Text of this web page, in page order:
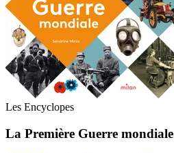
Les Encyclopes
La Première Guerre mondiale